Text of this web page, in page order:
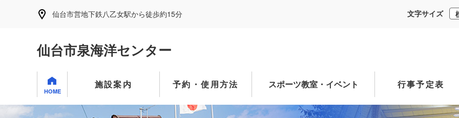
仙台市営地下鉄八乙女駅から徒歩約15分 文字サイズ
仙台市泉海洋センター
HOME
施設案内 予約・使用方法 スポーツ教室・イベント 行事予定表